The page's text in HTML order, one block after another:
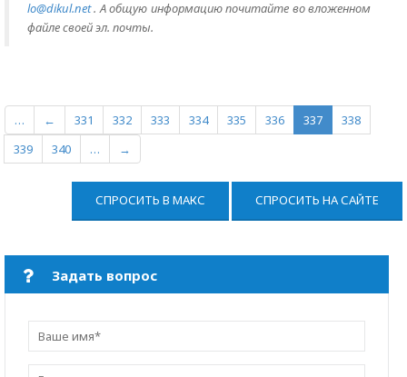
lo@dikul.net. А общую информацию почитайте во вложенном
файле своей эл. почты.
… ← 331 332 333 334 335 336 337
338
339
340 … →
СПРОСИТЬ В МАКС СПРОСИТЬ НА САЙТЕ
Задать вопрос